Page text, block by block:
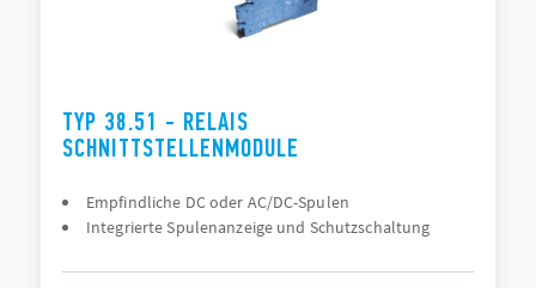
TYP 38.51 - RELAIS
SCHNITTSTELLENMODULE
Empfindliche DC oder AC/DC-Spulen
Integrierte Spulenanzeige und Schutzschaltung